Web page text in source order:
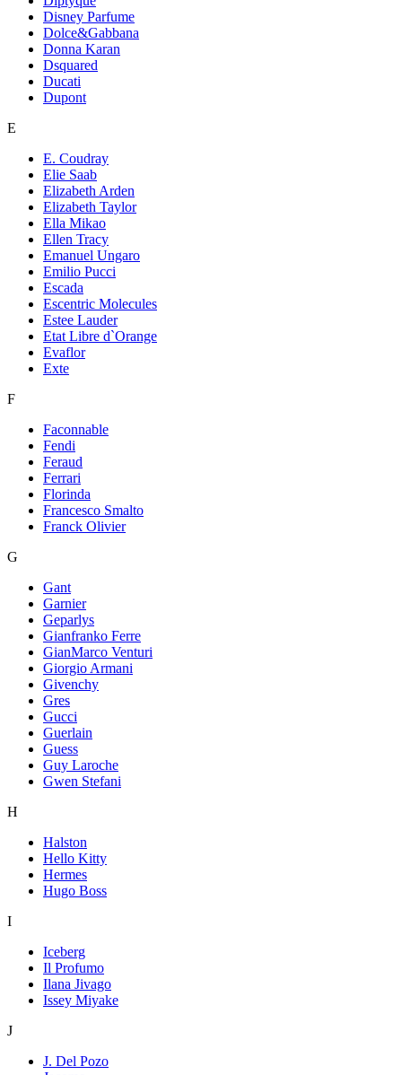
Disney Parfume
Dolce&Gabbana
Donna Karan
Dsquared
Ducati
Dupont
E
E. Coudray
Elie Saab
Elizabeth Arden
Elizabeth Taylor
Ella Mikao
Ellen Tracy
Emanuel Ungaro
Emilio Pucci
Escada
Escentric Molecules
Estee Lauder
Etat Libre d`Orange
Evaflor
Exte
F
Faconnable
Fendi
Feraud
Ferrari
Florinda
Francesco Smalto
Franck Olivier
G
Gant
Garnier
Geparlys
Gianfranko Ferre
GianMarco Venturi
Giorgio Armani
Givenchy
Gres
Gucci
Guerlain
Guess
Guy Laroche
Gwen Stefani
H
Halston
Hello Kitty
Hermes
Hugo Boss
I
Iceberg
Il Profumo
Ilana Jivago
Issey Miyake
J
J. Del Pozo